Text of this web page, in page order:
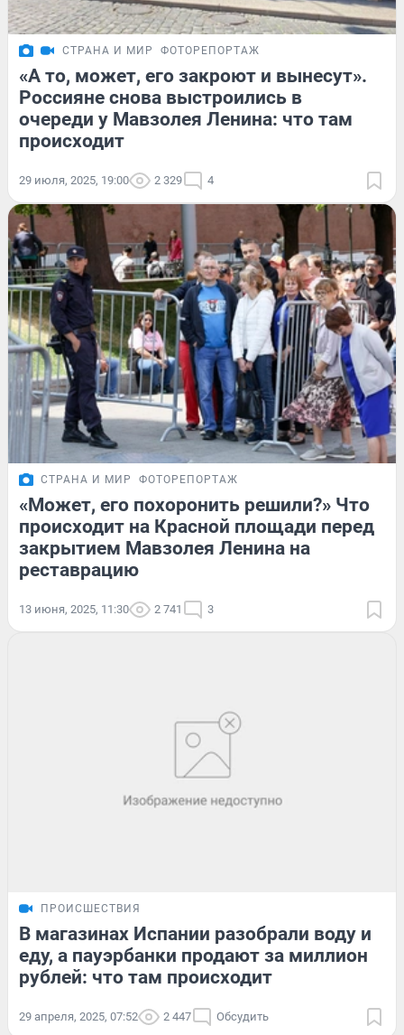
СТРАНА И МИР ФОТОРЕПОРТАЖ
«А то, может, его закроют и вынесут».
Россияне снова выстроились в
очереди у Мавзолея Ленина: что там
происходит
29 июля, 2025, 19:00 2 329 4
СТРАНА И МИР ФОТОРЕПОРТАЖ
«Может, его похоронить решили?» Что
происходит на Красной площади перед
закрытием Мавзолея Ленина на
реставрацию
13 июня, 2025, 11:30 2 741 3
ПРОИСШЕСТВИЯ
В магазинах Испании разобрали воду и
еду, а пауэрбанки продают за миллион
рублей: что там происходит
29 апреля, 2025, 07:52 2 447 Обсудить